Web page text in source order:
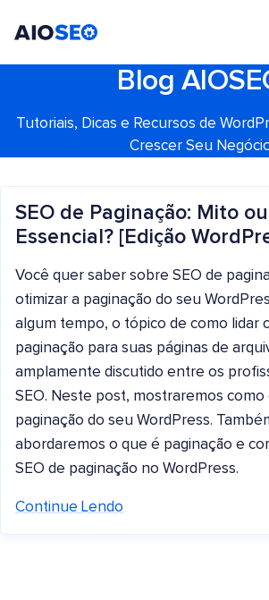
Blog
Tutoriais, Dicas e Recursos de
Crescer Seu
SEO de Paginação: Mito ou
Essencial? [Edição
Você quer saber sobre SEO de
otimizar a paginação do seu
algum tempo, o tópico de como lidar
paginação para suas páginas de
amplamente discutido entre os
SEO. Neste post, mostraremos como
paginação do seu WordPress.
abordaremos o que é paginação e
SEO de paginação no WordPress.
Continue Lendo